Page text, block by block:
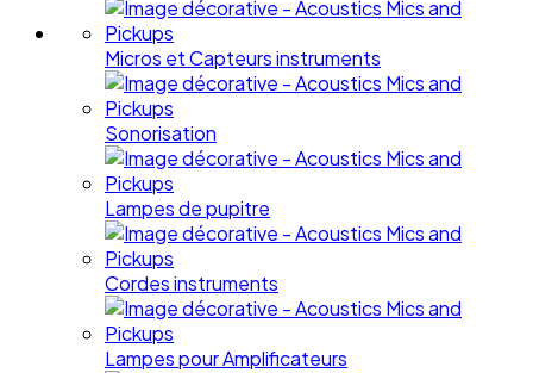
Micros et Capteurs instruments
Sonorisation
Lampes de pupitre
Cordes instruments
Lampes pour Amplificateurs